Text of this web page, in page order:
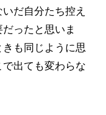
だ自分たち控え
ったと思いま
も同じように思
出ても変わらな